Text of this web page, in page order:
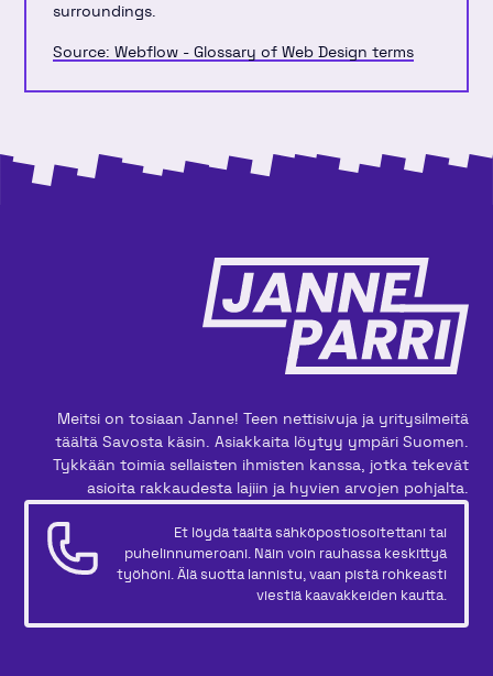
surroundings.
Source: Webflow - Glossary of Web Design terms
Meitsi on tosiaan Janne! Teen nettisivuja ja yritysilmeitä
täältä Savosta käsin. Asiakkaita löytyy ympäri Suomen.
Tykkään toimia sellaisten ihmisten kanssa, jotka tekevät
asioita rakkaudesta lajiin ja hyvien arvojen pohjalta.
Et löydä täältä sähköpostiosoitettani tai
puhelinnumeroani. Näin voin rauhassa keskittyä
työhöni. Älä suotta lannistu, vaan pistä rohkeasti
viestiä kaavakkeiden kautta.